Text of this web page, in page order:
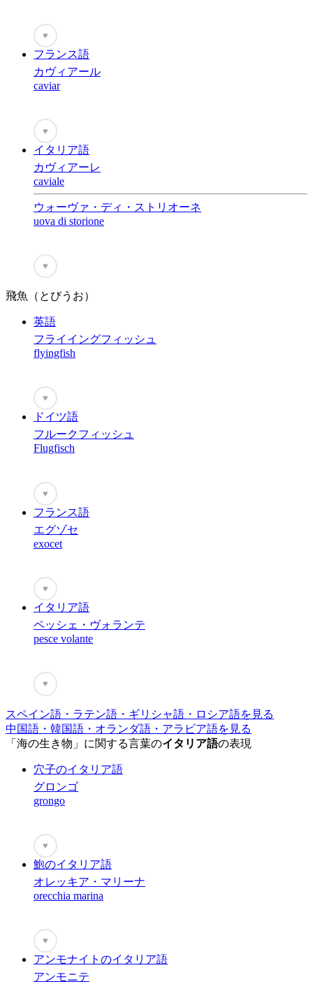
♥
フランス語
カヴィアール
caviar
♥
イタリア語
カヴィアーレ
caviale
ウォーヴァ・ディ・ストリオーネ
uova di storione
♥
飛魚（とびうお）
英語
フライイングフィッシュ
flyingfish
♥
ドイツ語
フルークフィッシュ
Flugfisch
♥
フランス語
エグゾセ
exocet
♥
イタリア語
ペッシェ・ヴォランテ
pesce volante
♥
スペイン語・ラテン語・ギリシャ語・ロシア語を見る
中国語・韓国語・オランダ語・アラビア語を見る
「海の生き物」に関する言葉のイタリア語の表現
穴子のイタリア語
グロンゴ
grongo
♥
鮑のイタリア語
オレッキア・マリーナ
orecchia marina
♥
アンモナイトのイタリア語
アンモニテ